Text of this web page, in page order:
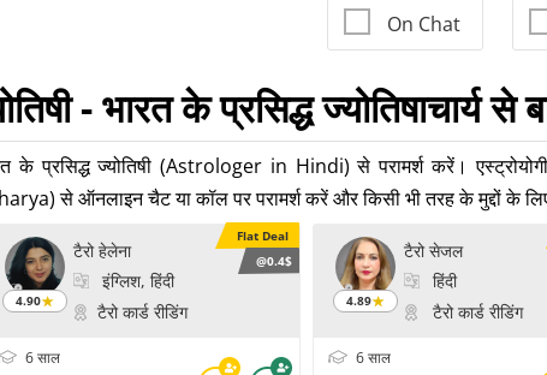
On Chat
- भारत के प्रसिद्ध ज्योतिषाचार्य से
के प्रसिद्ध ज्योतिषी (Astrologer in Hindi) से परामर्श करें।
से ऑनलाइन चैट या कॉल पर परामर्श करें और किसी भी तरह के मुद्दों के लिए
Flat Deal
@0.4$
4.90
टैरो हेलेना
इंग्लिश, हिंदी
टैरो कार्ड रीडिंग
6 साल
4.89
टैरो सेजल
हिंदी
टैरो कार्ड रीडिंग
6 साल